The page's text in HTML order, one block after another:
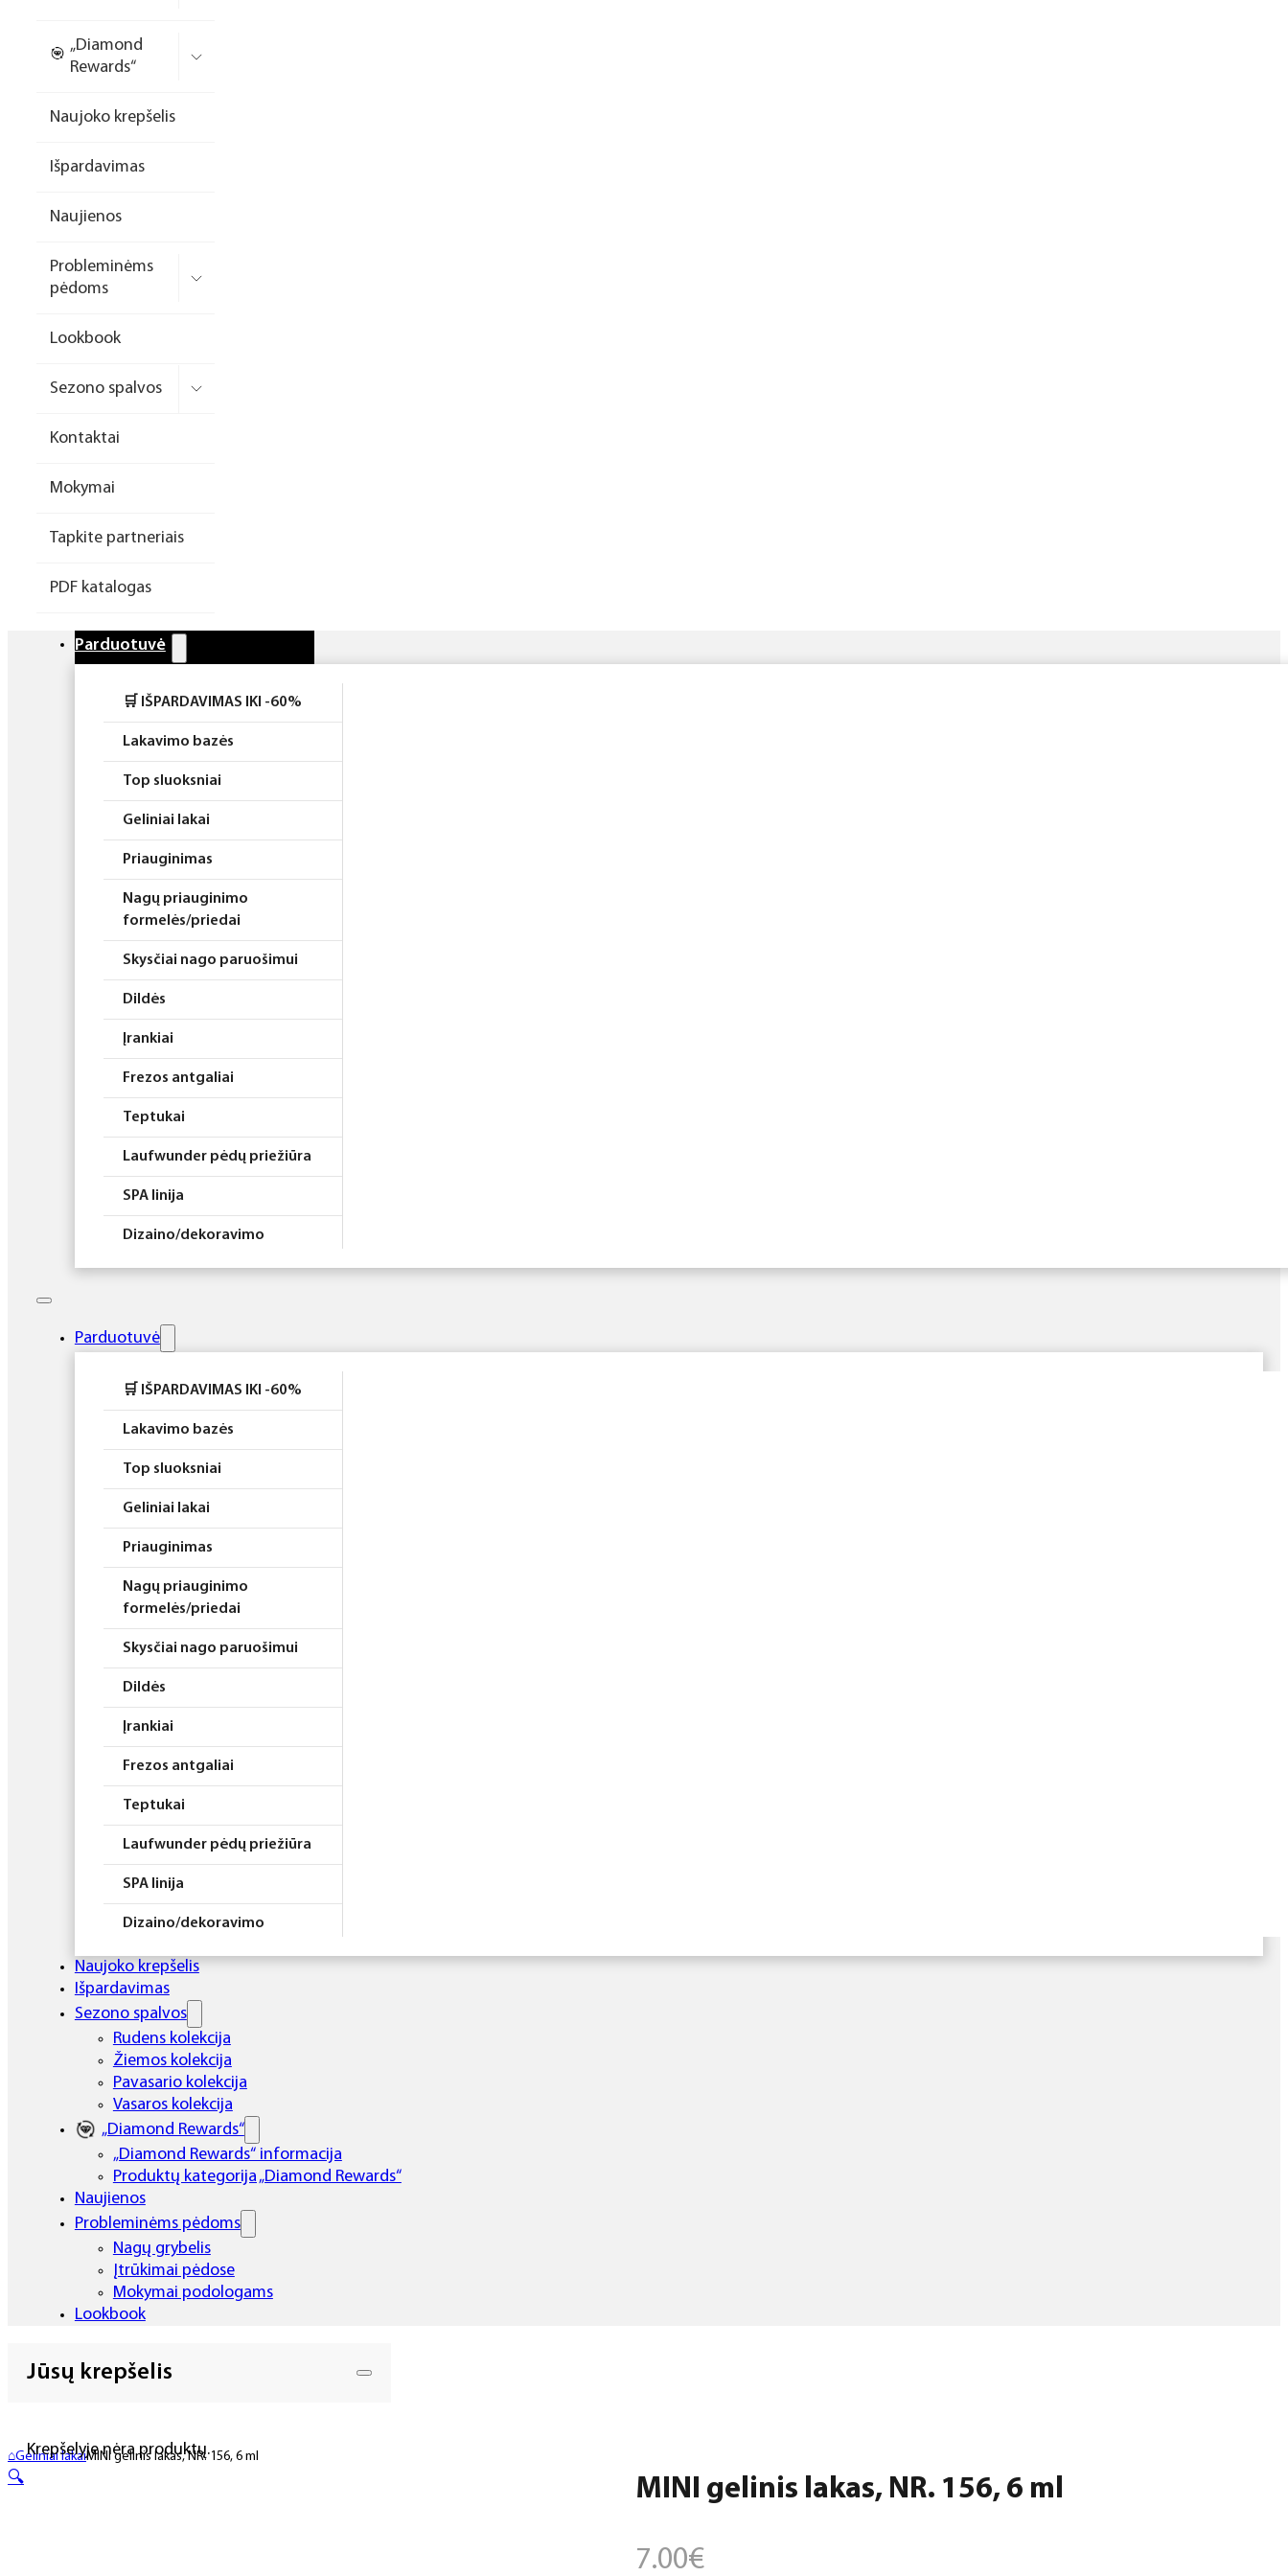
formelės/priedai
Dildės
Įrankiai
Laufwunder pėdų priežiūra
priemonės
Rinkiniai
„Diamond
Rewards“
Naujoko krepšelis
Išpardavimas
Naujienos
Probleminėms
pėdoms
Lookbook
Sezono spalvos
Kontaktai
Mokymai
Tapkite partneriais
PDF katalogas
Parduotuvė
🛒 IŠPARDAVIMAS IKI -60%
Lakavimo bazės
Top sluoksniai
Geliniai lakai
Priauginimas
Nagų priauginimo
formelės/priedai
Skysčiai nago paruošimui
Dildės
Įrankiai
Frezos antgaliai
Teptukai
Laufwunder pėdų priežiūra
SPA linija
Dizaino/dekoravimo
Higiena
Rinkiniai
Parduotuvė
🛒 IŠPARDAVIMAS IKI -60%
Lakavimo bazės
Top sluoksniai
Geliniai lakai
Priauginimas
Nagų priauginimo
formelės/priedai
Skysčiai nago paruošimui
Dildės
Įrankiai
Frezos antgaliai
Teptukai
Laufwunder pėdų priežiūra
SPA linija
Dizaino/dekoravimo
Elektros prietaisai
Higiena
Atributika
Rinkiniai
Naujoko krepšelis
Išpardavimas
Sezono spalvos
Rudens kolekcija
Žiemos kolekcija
Pavasario kolekcija
Vasaros kolekcija
„Diamond Rewards“
„Diamond Rewards“ informacija
Produktų kategorija „Diamond Rewards“
Naujienos
Probleminėms pėdoms
Nagų grybelis
Įtrūkimai pėdose
Mokymai podologams
Lookbook
Jūsų krepšelis
Krepšelyje nėra produktų.
⌂Geliniai lakaiMINI gelinis lakas, NR. 156, 6 ml
🔍 MINI gelinis lakas, NR. 156, 6 ml
7.00€